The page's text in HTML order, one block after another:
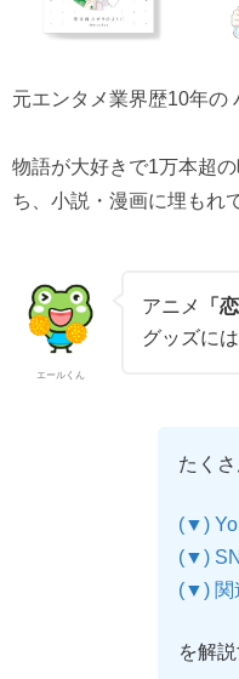
元エンタメ業界歴10年の
物語が大好きで1万本超
ち、小説・漫画に埋もれ
エールくん
アニメ 「
グッズに
たくさ
(▼)
(▼)
(▼) 関
を解